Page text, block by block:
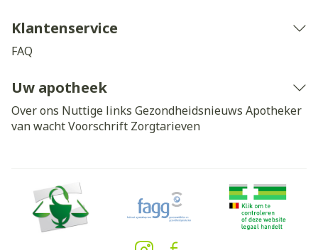
Klantenservice
FAQ
Uw apotheek
Over ons Nuttige links Gezondheidsnieuws Apotheker
van wachtVoorschrift Zorgtarieven